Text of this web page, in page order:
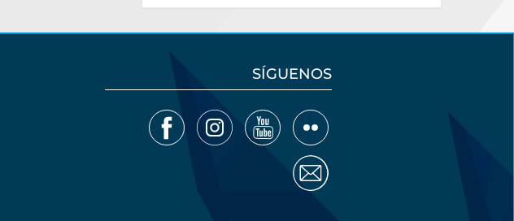
SÍGUENOS